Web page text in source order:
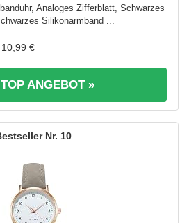
Analoges Zifferblatt, Schwarzes
Silikonarmband ...
10,99 €
ANGEBOT »
10